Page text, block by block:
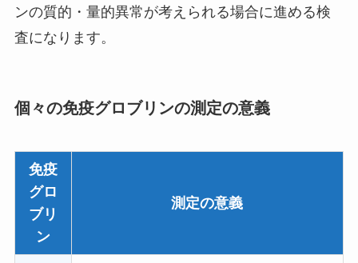
ンの質的・量的異常が考えられる場合に進める検
査になります。
個々の免疫グロブリンの測定の意義
免疫
グロ
ブリ
ン
測定の意義